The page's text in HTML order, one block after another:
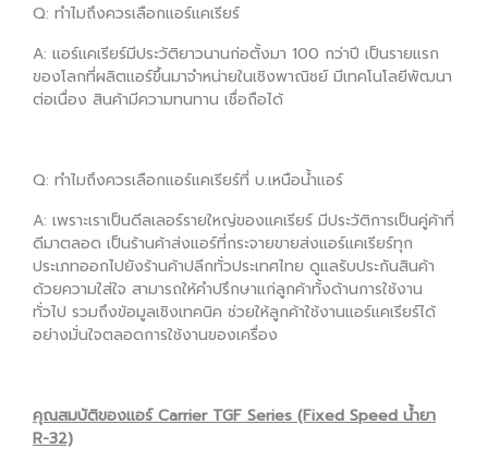
Q: ทำไมถึงควรเลือกแอร์แคเรียร์
A: แอร์แคเรียร์มีประวัติยาวนานก่อตั้งมา 100 กว่าปี เป็นรายแรก
ของโลกที่ผลิตแอร์ขึ้นมาจำหน่ายในเชิงพาณิชย์ มีเทคโนโลยีพัฒนา
ต่อเนื่อง สินค้ามีความทนทาน เชื่อถือได้
Q: ทำไมถึงควรเลือกแอร์แคเรียร์ที่ บ.เหนือน้ำแอร์
A: เพราะเราเป็นดีลเลอร์รายใหญ่ของแคเรียร์ มีประวัติการเป็นคู่ค้าที่
ดีมาตลอด เป็นร้านค้าส่งแอร์ที่กระจายขายส่งแอร์แคเรียร์ทุก
ประเภทออกไปยังร้านค้าปลีกทั่วประเทศไทย ดูแลรับประกันสินค้า
ด้วยความใส่ใจ สามารถให้คำปรึกษาแก่ลูกค้าทั้งด้านการใช้งาน
ทั่วไป รวมถึงข้อมูลเชิงเทคนิค ช่วยให้ลูกค้าใช้งานแอร์แคเรียร์ได้
อย่างมั่นใจตลอดการใช้งานของเครื่อง
คุณสมบัติของแอร์ Carrier TGF Series (Fixed Speed น้ำยา
R-32)